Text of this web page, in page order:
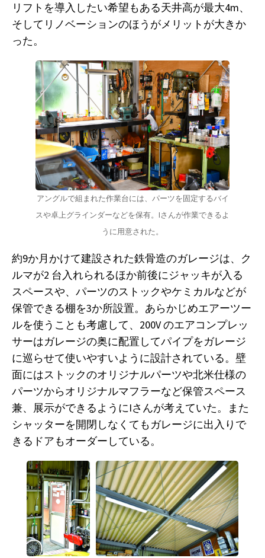
リフトを導入したい希望もある天井高が最大4m、
そしてリノベーションのほうがメリットが大きか
った。
アングルで組まれた作業台には、パーツを固定するバイ
スや卓上グラインダーなどを保有。Iさんが作業できるよ
うに用意された。
約9か月かけて建設された鉄骨造のガレージは、ク
ルマが2 台入れられるほか前後にジャッキが入る
スペースや、パーツのストックやケミカルなどが
保管できる棚を3か所設置。あらかじめエアーツー
ルを使うことも考慮して、200V のエアコンプレッ
サーはガレージの奥に配置してパイプをガレージ
に巡らせて使いやすいように設計されている。壁
面にはストックのオリジナルパーツや北米仕様の
パーツからオリジナルマフラーなど保管スペース
兼、展示ができるようにIさんが考えていた。また
シャッターを開閉しなくてもガレージに出入りで
きるドアもオーダーしている。